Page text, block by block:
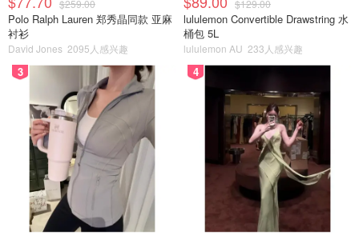
$259.00
Polo Ralph Lauren 郑秀晶同款 亚麻
衬衫
David Jones 2095人感兴趣
$129.00
lululemon Convertible Drawstring 水
桶包 5L
lululemon AU 233人感兴趣
3 4